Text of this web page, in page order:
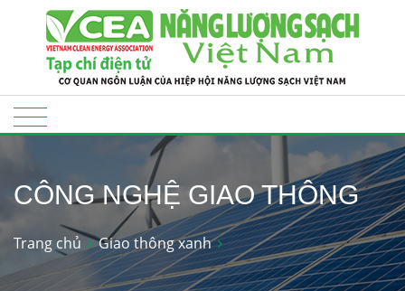
CÔNG NGHỆ GIAO THÔNG
Trang chủ Giao thông xanh